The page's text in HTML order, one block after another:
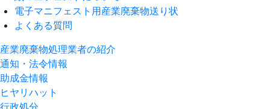
電子マニフェスト用産業廃棄物送り状
よくある質問
産業廃棄物処理業者の紹介
通知・法令情報
助成金情報
ヒヤリハット
行政処分